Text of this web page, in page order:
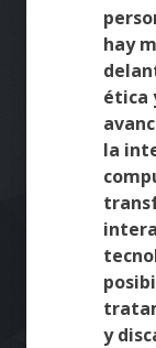
hay
ética
la
y